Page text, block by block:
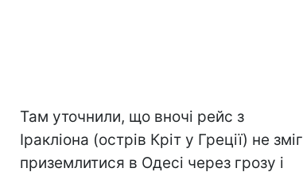
Там уточнили, що вночі рейс з
Іракліона (острів Кріт у Греції) не зміг
приземлитися в Одесі через грозу і